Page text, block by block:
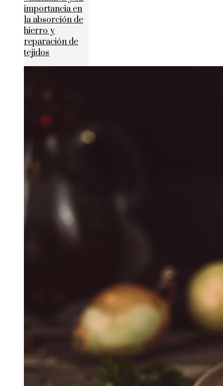
importancia en
la absorción de
hierro y
reparación de
tejidos